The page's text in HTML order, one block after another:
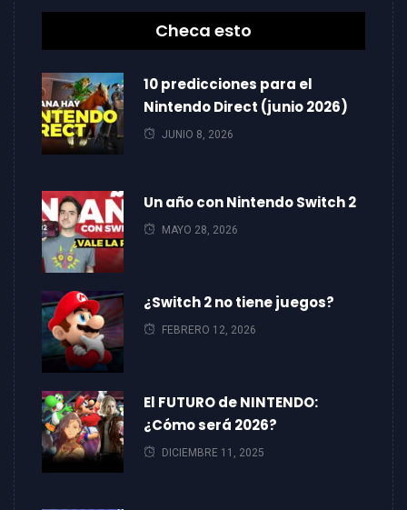
Checa esto
10 predicciones para el
Nintendo Direct (junio 2026)
JUNIO 8, 2026
Un año con Nintendo Switch 2
MAYO 28, 2026
¿Switch 2 no tiene juegos?
FEBRERO 12, 2026
El FUTURO de NINTENDO:
¿Cómo será 2026?
DICIEMBRE 11, 2025